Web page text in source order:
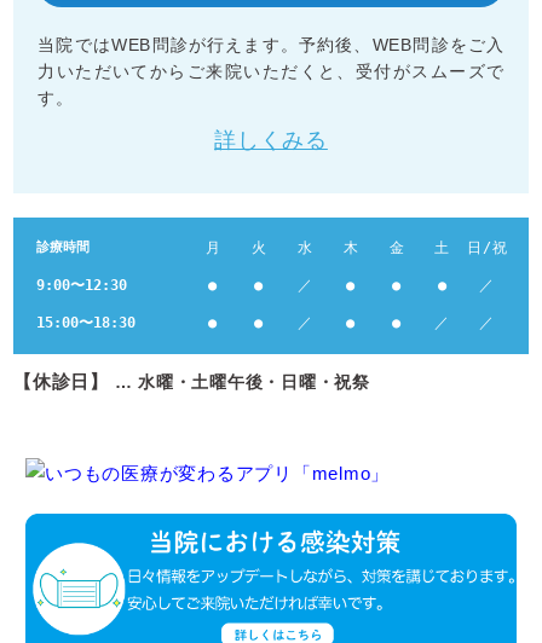
当院ではWEB問診が行えます。予約後、WEB問診をご入
力いただいてからご来院いただくと、受付がスムーズで
す。
詳しくみる
診療時間 月 火 水 木 金 土 日/祝
9:00〜12:30 ● ● ／ ● ● ● ／
15:00〜18:30 ● ● ／ ● ● ／ ／
【休診日】 … 水曜・土曜午後・日曜・祝祭